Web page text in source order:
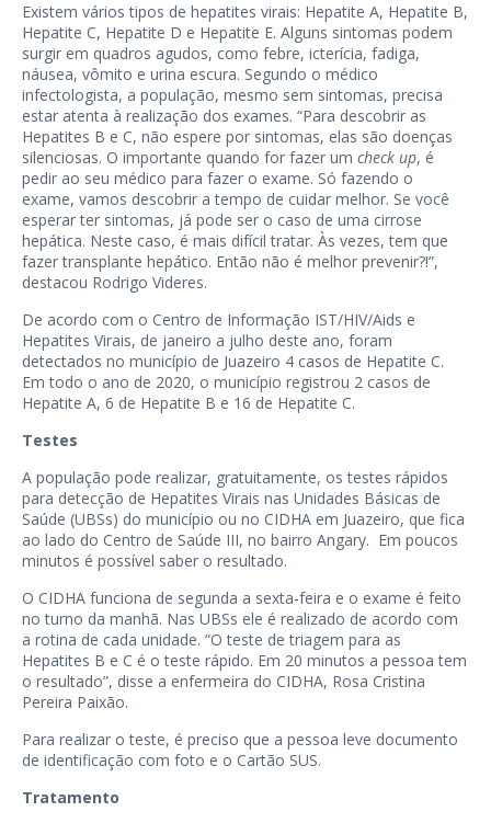
Existem vários tipos de hepatites virais: Hepatite A, Hepatite B,
Hepatite C, Hepatite D e Hepatite E. Alguns sintomas podem
surgir em quadros agudos, como febre, icterícia, fadiga,
náusea, vômito e urina escura. Segundo o médico
infectologista, a população, mesmo sem sintomas, precisa
estar atenta à realização dos exames. “Para descobrir as
Hepatites B e C, não espere por sintomas, elas são doenças
silenciosas. O importante quando for fazer um check up, é
pedir ao seu médico para fazer o exame. Só fazendo o
exame, vamos descobrir a tempo de cuidar melhor. Se você
esperar ter sintomas, já pode ser o caso de uma cirrose
hepática. Neste caso, é mais difícil tratar. Às vezes, tem que
fazer transplante hepático. Então não é melhor prevenir?!”,
destacou Rodrigo Videres.
De acordo com o Centro de Informação IST/HIV/Aids e
Hepatites Virais, de janeiro a julho deste ano, foram
detectados no município de Juazeiro 4 casos de Hepatite C.
Em todo o ano de 2020, o município registrou 2 casos de
Hepatite A, 6 de Hepatite B e 16 de Hepatite C.
Testes
A população pode realizar, gratuitamente, os testes rápidos
para detecção de Hepatites Virais nas Unidades Básicas de
Saúde (UBSs) do município ou no CIDHA em Juazeiro, que fica
ao lado do Centro de Saúde III, no bairro Angary. Em poucos
minutos é possível saber o resultado.
O CIDHA funciona de segunda a sexta-feira e o exame é feito
no turno da manhã. Nas UBSs ele é realizado de acordo com
a rotina de cada unidade. “O teste de triagem para as
Hepatites B e C é o teste rápido. Em 20 minutos a pessoa tem
o resultado”, disse a enfermeira do CIDHA, Rosa Cristina
Pereira Paixão.
Para realizar o teste, é preciso que a pessoa leve documento
de identificação com foto e o Cartão SUS.
Tratamento